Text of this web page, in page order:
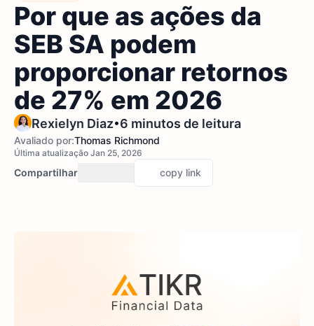
Por que as ações da
SEB SA podem
proporcionar retornos
de 27% em 2026
Rexielyn Diaz•6 minutos de leitura
Avaliado por:Thomas Richmond
Última atualização Jan 25, 2026
Compartilhar copy link